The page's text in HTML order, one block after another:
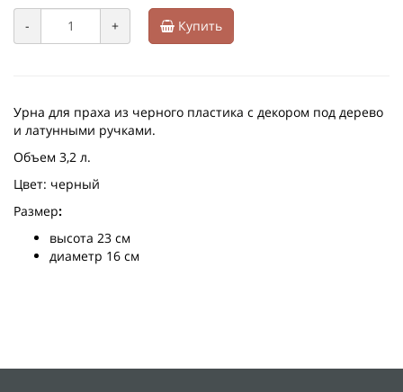
- + Купить
Урна для праха из черного пластика с декором под дерево
и латунными ручками.
Объем 3,2 л.
Цвет: черный
Размер:
высота 23 см
диаметр 16 см